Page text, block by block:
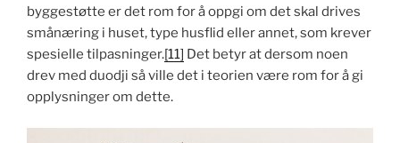
byggestøtte er det rom for å oppgi om det skal drives
smånæring i huset, type husflid eller annet, som krever
spesielle tilpasninger.[11] Det betyr at dersom noen
drev med duodji så ville det i teorien være rom for å gi
opplysninger om dette.